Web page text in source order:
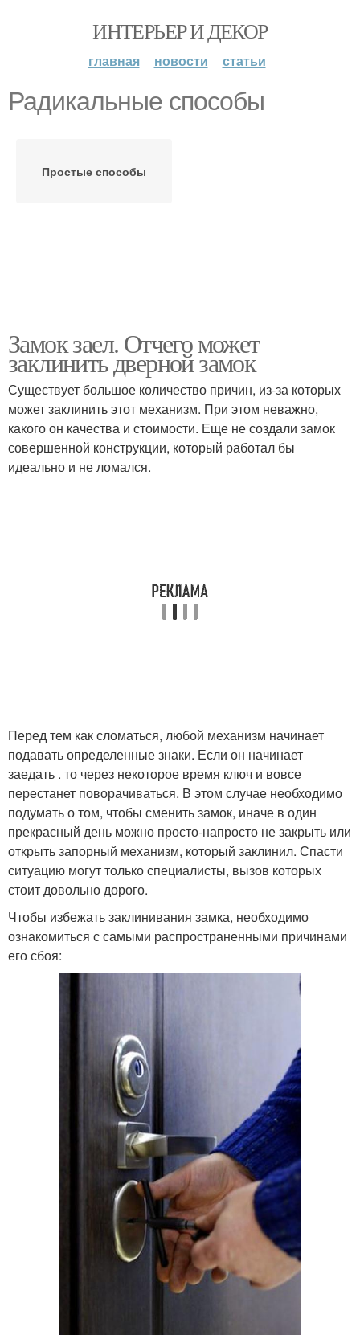
ИНТЕРЬЕР И ДЕКОР
главная новости статьи
Радикальные способы
Простые способы
Замок заел. Отчего может
заклинить дверной замок
Существует большое количество причин, из-за которых
может заклинить этот механизм. При этом неважно,
какого он качества и стоимости. Еще не создали замок
совершенной конструкции, который работал бы
идеально и не ломался.
Перед тем как сломаться, любой механизм начинает
подавать определенные знаки. Если он начинает
заедать . то через некоторое время ключ и вовсе
перестанет поворачиваться. В этом случае необходимо
подумать о том, чтобы сменить замок, иначе в один
прекрасный день можно просто-напросто не закрыть или
открыть запорный механизм, который заклинил. Спасти
ситуацию могут только специалисты, вызов которых
стоит довольно дорого.
Чтобы избежать заклинивания замка, необходимо
ознакомиться с самыми распространенными причинами
его сбоя: